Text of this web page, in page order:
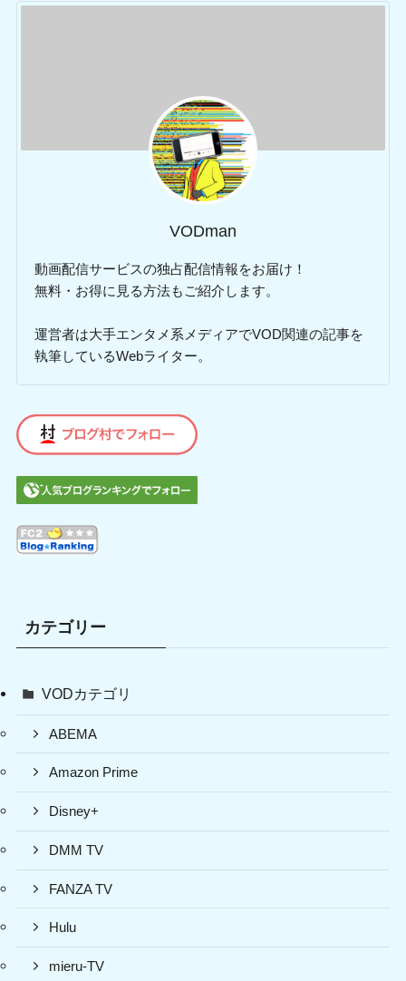
VODman
動画配信サービスの独占配信情報をお届け！
無料・お得に見る方法もご紹介します。
運営者は大手エンタメ系メディアでVOD関連の記事を
執筆しているWebライター。
カテゴリー
VODカテゴリ
ABEMA
Amazon Prime
Disney+
DMM TV
FANZA TV
Hulu
mieru-TV